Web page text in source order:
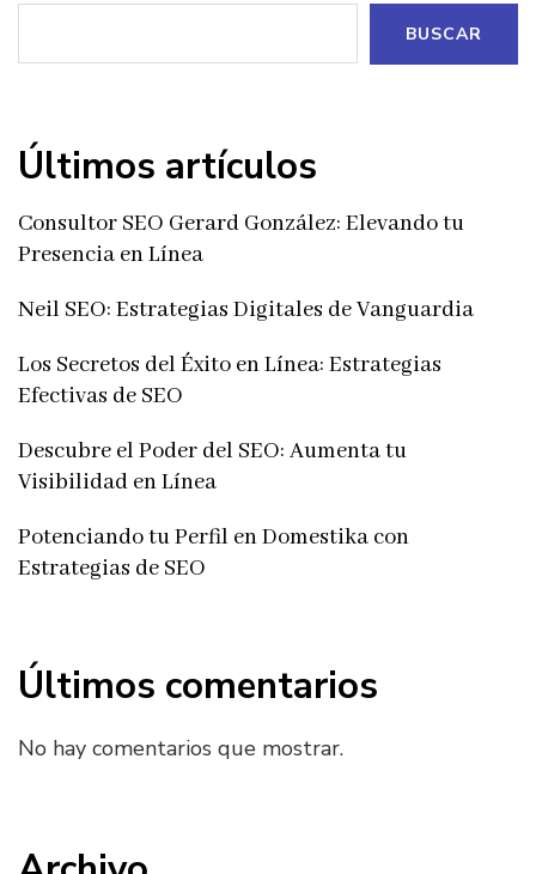
BUSCAR
Últimos artículos
Consultor SEO Gerard González: Elevando tu
Presencia en Línea
Neil SEO: Estrategias Digitales de Vanguardia
Los Secretos del Éxito en Línea: Estrategias
Efectivas de SEO
Descubre el Poder del SEO: Aumenta tu
Visibilidad en Línea
Potenciando tu Perfil en Domestika con
Estrategias de SEO
Últimos comentarios
No hay comentarios que mostrar.